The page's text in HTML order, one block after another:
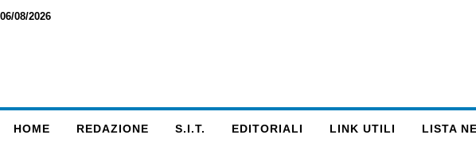
06/08/2026
HOME REDAZIONE S.I.T. EDITORIALI LINK UTILI LISTA